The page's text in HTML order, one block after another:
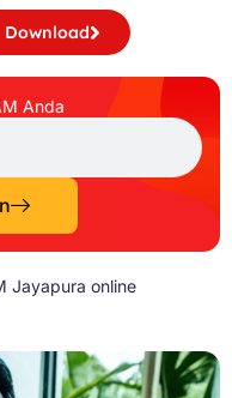
Download
Anda
Jayapura online